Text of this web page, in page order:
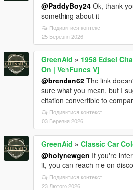
@PaddyBoy24 Ok, thank
something about it.
Подивитися контекст
25 Березня 2026
GreenAid » 1958 Edsel
On | VehFuncs V]
@brendan62 The link
sure what you mean, but I
citation convertible to
Подивитися контекст
03 Березня 2026
GreenAid » Classic Car
@holynewgen If you're
it, you can reach me on
Подивитися контекст
23 Лютого 2026